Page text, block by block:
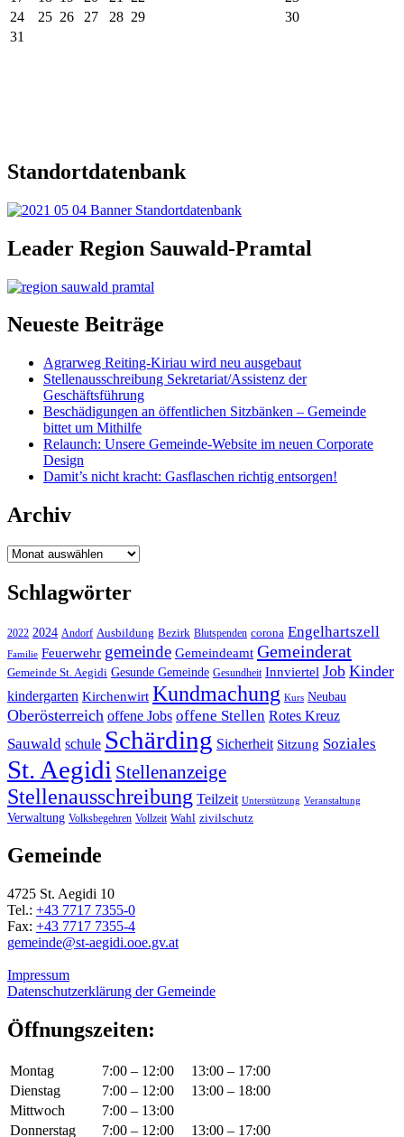
24
25 26 27 28 29
30
31
Standortdatenbank
Leader Region Sauwald-Pramtal
Neueste Beiträge
Agrarweg Reiting-Kiriau wird neu ausgebaut
Stellenausschreibung Sekretariat/Assistenz der
Geschäftsführung
Beschädigungen an öffentlichen Sitzbänken – Gemeinde
bittet um Mithilfe
Relaunch: Unsere Gemeinde-Website im neuen Corporate
Design
Damit’s nicht kracht: Gasflaschen richtig entsorgen!
Archiv
Archiv
Schlagwörter
2022 2024 Andorf Ausbildung Bezirk Blutspenden corona Engelhartszell
Familie Feuerwehr gemeinde Gemeindeamt Gemeinderat
Gemeinde St. Aegidi Gesunde Gemeinde Gesundheit Innviertel Job Kinder
kindergarten Kirchenwirt Kundmachung Kurs Neubau
Oberösterreich offene Jobs offene Stellen Rotes Kreuz
Sauwald schule Schärding Sicherheit Sitzung Soziales
St. Aegidi Stellenanzeige
Stellenausschreibung Teilzeit Unterstützung Veranstaltung
Verwaltung Volksbegehren Vollzeit Wahl zivilschutz
Gemeinde
4725 St. Aegidi 10
Tel.: +43 7717 7355-0
Fax: +43 7717 7355-4
gemeinde@st-aegidi.ooe.gv.at
Impressum
Datenschutzerklärung der Gemeinde
Öffnungszeiten:
Montag 7:00 – 12:00
13:00 – 17:00
Dienstag
7:00 – 12:00
13:00 – 18:00
Mittwoch
7:00 – 13:00
Donnerstag
7:00 – 12:00 13:00 – 17:00